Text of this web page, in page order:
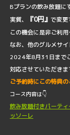
Bプランの飲み放題に
実質、
『0円』 で変更
この機会に是非ご利用
なお、他のグルメサイ
2024年8月31日まで
対応させていただきま
ご予約時にこの特典
コース内容は👇
飲み放題付きパーテ
ッソーレ